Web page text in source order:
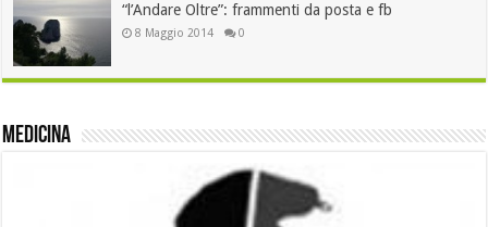
“l’Andare Oltre”: frammenti da posta e fb
8 Maggio 2014 0
medicina